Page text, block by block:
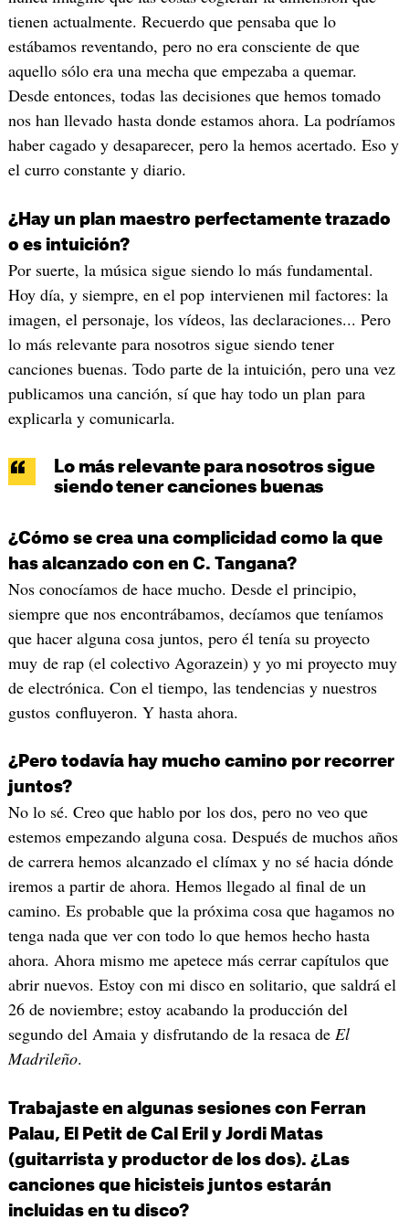
tienen actualmente. Recuerdo que pensaba que lo
estábamos reventando, pero no era consciente de que
aquello sólo era una mecha que empezaba a quemar.
Desde entonces, todas las decisiones que hemos tomado
nos han llevado hasta donde estamos ahora. La podríamos
haber cagado y desaparecer, pero la hemos acertado. Eso y
el curro constante y diario.
¿Hay un plan maestro perfectamente trazado
o es intuición?
Por suerte, la música sigue siendo lo más fundamental.
Hoy día, y siempre, en el pop intervienen mil factores: la
imagen, el personaje, los vídeos, las declaraciones... Pero
lo más relevante para nosotros sigue siendo tener
canciones buenas. Todo parte de la intuición, pero una vez
publicamos una canción, sí que hay todo un plan para
explicarla y comunicarla.
Lo más relevante para nosotros sigue
siendo tener canciones buenas
¿Cómo se crea una complicidad como la que
has alcanzado con en C. Tangana?
Nos conocíamos de hace mucho. Desde el principio,
siempre que nos encontrábamos, decíamos que teníamos
que hacer alguna cosa juntos, pero él tenía su proyecto
muy de rap (el colectivo Agorazein) y yo mi proyecto muy
de electrónica. Con el tiempo, las tendencias y nuestros
gustos confluyeron. Y hasta ahora.
¿Pero todavía hay mucho camino por recorrer
juntos?
No lo sé. Creo que hablo por los dos, pero no veo que
estemos empezando alguna cosa. Después de muchos años
de carrera hemos alcanzado el clímax y no sé hacia dónde
iremos a partir de ahora. Hemos llegado al final de un
camino. Es probable que la próxima cosa que hagamos no
tenga nada que ver con todo lo que hemos hecho hasta
ahora. Ahora mismo me apetece más cerrar capítulos que
abrir nuevos. Estoy con mi disco en solitario, que saldrá el
26 de noviembre; estoy acabando la producción del
segundo del Amaia y disfrutando de la resaca de El
Madrileño.
Trabajaste en algunas sesiones con Ferran
Palau, El Petit de Cal Eril y Jordi Matas
(guitarrista y productor de los dos). ¿Las
canciones que hicisteis juntos estarán
incluidas en tu disco?